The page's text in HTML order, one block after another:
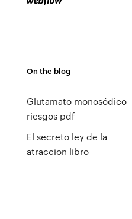
On the blog
Glutamato monosódico
riesgos pdf
El secreto ley de la
atraccion libro